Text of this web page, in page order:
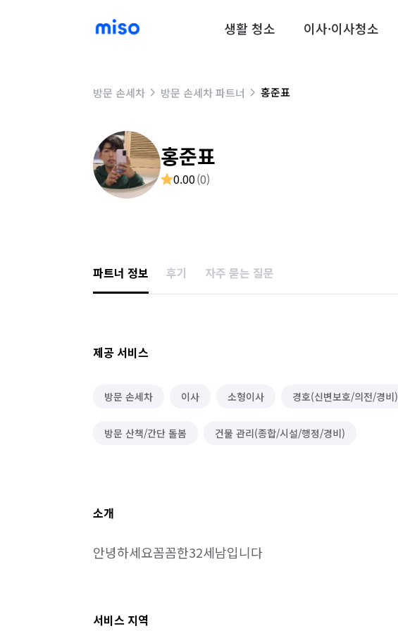
생활 청소 이사·이사청소
방문 손세차 방문 손세차 파트너 홍준표
홍준표
0.00(0)
파트너 정보 후기 자주 묻는 질문
제공 서비스
방문 손세차 이사 소형이사 경호(신변보호/의전/경비)
방문 산책/간단 돌봄 건물 관리(종합/시설/행정/경비)
소개
안녕하세요꼼꼼한32세남입니다
서비스 지역